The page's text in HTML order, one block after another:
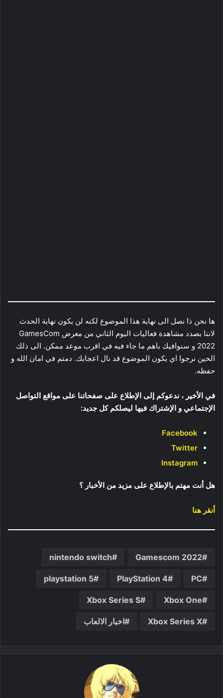
ها نحن ذا نصل الى نهاية هذا الموضوع لكنه لن يكون نهاية الحدث
لاننا بصدد مشاهدة فعاليات اليوم الثاني من معرض GamesCom
2022 و سنوافيك باهم ما جاء فيه في اقرب موعد ممكن. الى ذلك
الحين نرجوا اي يكون الموضوع قد نال اعجابك. دمتم في امان الله و
حفظه.
في الأخير ، ندعوكم إلى الإطلاع على صفحاتنا على مواقع التواصل
الإجتماعي و الإشتراك فيها ليصلكم كل جديد:
Facebook
Twitter
Instagram
هل أنت مهتم بالإطلاع على مزيد من الأخبار ؟
أنقر هنا
Gamescom 2022
nintendo switch
PC
PlayStation 4
playstation 5
Xbox One
Xbox Series S
Xbox Series X اخبار الالعاب